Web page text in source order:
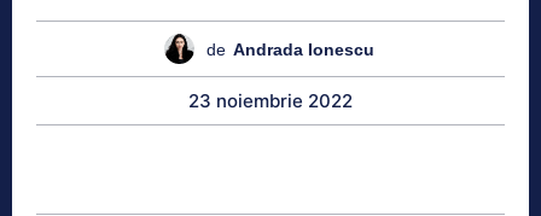
de Andrada Ionescu
23 noiembrie 2022